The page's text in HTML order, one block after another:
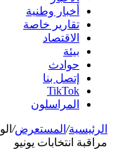
أخبار وطنية
تقارير خاصة
الاقتصاد
بيئة
حوادث
إتصل بنا
TikTok
المراسلون
الرئيسية/ المستعرض/
مراقبة انتخابات يونيو